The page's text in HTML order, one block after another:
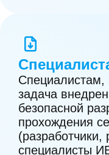
12.
системы
обеспечения.
13.
сборочной
обеспечения.
Специалистам,
задача
безопасной
прохождения
(разработчики,
специалисты